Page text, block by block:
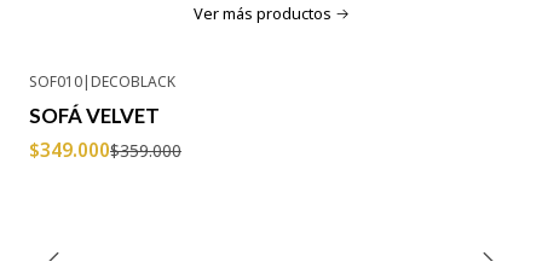
Ver más productos
-3% OFF
SOF010|DECOBLACK
SOFÁ VELVET
$349.000$359.000